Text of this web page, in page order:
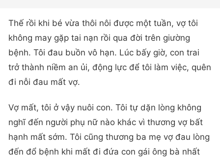
Thế rồi khi bé vừa thôi nôi được một tuần, vợ tôi
không may gặp tai nạn rồi qua đời trên giường
bệnh. Tôi đau buồn vô hạn. Lúc bấy giờ, con trai
trở thành niềm an ủi, động lực để tôi làm việc, quên
đi nỗi đau mất vợ.
Vợ mất, tôi ở vậy nuôi con. Tôi tự dặn lòng không
nghĩ đến người phụ nữ nào khác vì thương vợ bất
hạnh mất sớm. Tôi cũng thương ba mẹ vợ đau lòng
đến đổ bệnh khi mất đi đứa con gái ông bà nhất